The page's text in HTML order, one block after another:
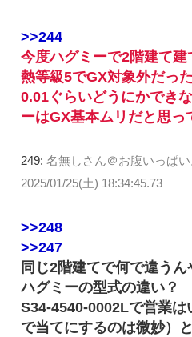
>>244
今度ハグミーで2階建て
熱等級5でGX対象外だった
0.01ぐらいどうにかでき
ーはGX基本ムリだと思っ
249: 名無しさん＠お腹いっぱ
2025/01/25(土) 18:34:45.73
>>248
>>247
同じ2階建てで何で違うん
ハグミーの型式の違い？
S34-4540-0002Lで営業
で当てにするのは微妙）